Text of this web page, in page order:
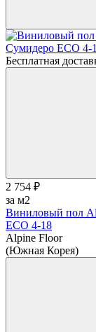
Бесплатная
2 754 ₽
за м2
Виниловый пол
ЕСО 4-18
Alpine Floor
(Южная Корея)